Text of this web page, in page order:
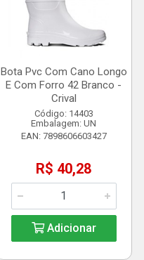
Bota Pvc Com Cano Longo
E Com Forro 42 Branco -
Crival
Código: 14403
Embalagem: UN
EAN: 7898606603427
R$ 40,28
Adicionar